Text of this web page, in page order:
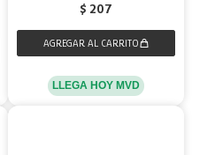
$ 207
LLEGA HOY MVD